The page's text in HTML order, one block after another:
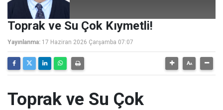
Toprak ve Su Çok Kıymetli!
Yayınlanma: 17 Haziran 2026 Çarşamba 07:07
Toprak ve Su Çok